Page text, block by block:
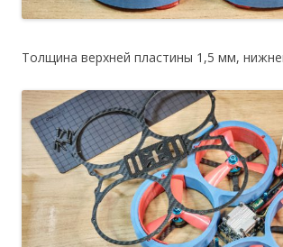
Толщина верхней пластины 1,5 мм,